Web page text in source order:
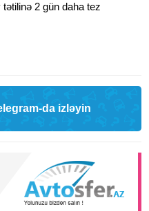
2 gün daha tez
da izləyin